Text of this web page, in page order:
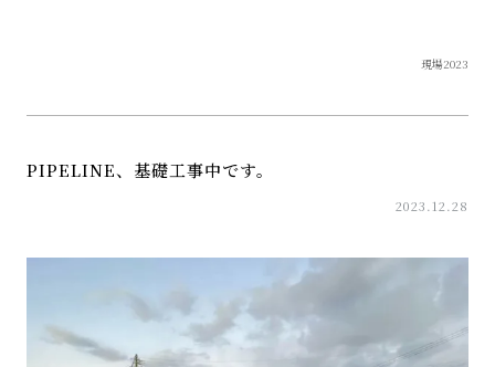
現場2023
PIPELINE、基礎工事中です。
2023.12.28